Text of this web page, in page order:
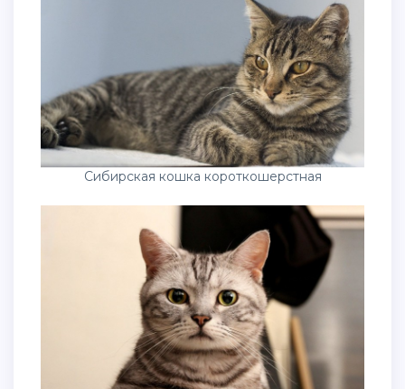
Сибирская кошка короткошерстная